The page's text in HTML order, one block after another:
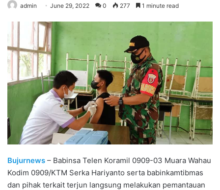
admin June 29, 2022 0 277 1 minute read
Bujurnews – Babinsa Telen Koramil 0909-03 Muara Wahau
Kodim 0909/KTM Serka Hariyanto serta babinkamtibmas
dan pihak terkait terjun langsung melakukan pemantauan